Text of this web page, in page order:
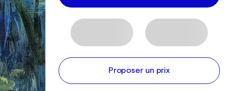
Proposer un prix